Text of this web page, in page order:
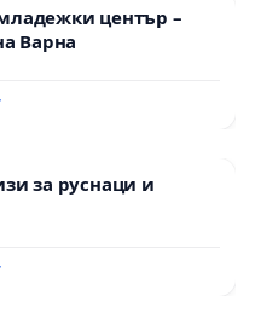
център –
Варна
за руснаци и